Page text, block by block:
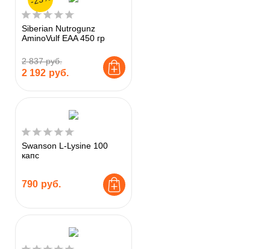
Siberian Nutrogunz
AminoVulf EAA 450 гр
2 837 руб.
2 192 руб.
Swanson L-Lysine 100
капс
790 руб.